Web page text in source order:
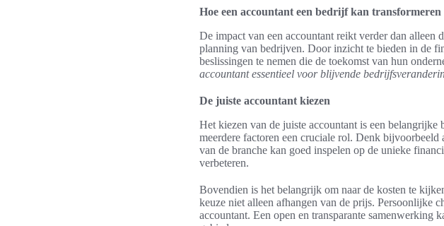
Hoe een accountant een bedrijf kan transformeren
De impact van een accountant reikt verder dan alleen
planning van bedrijven. Door inzicht te bieden in de
beslissingen te nemen die de toekomst van hun
accountant essentieel voor blijvende
De juiste accountant kiezen
Het kiezen van de juiste accountant is een
meerdere factoren een cruciale rol. Denk
van de branche kan goed inspelen op de unieke
verbeteren.
Bovendien is het belangrijk om naar de kosten te
keuze niet alleen afhangen van de prijs. Persoonlijke
accountant. Een open en transparante samenwerking